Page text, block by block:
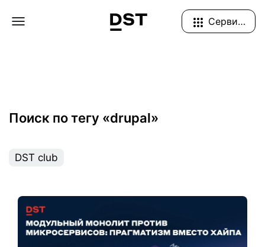
Navigation Menu Сервисы
Поиск по тегу «drupal»
DST club